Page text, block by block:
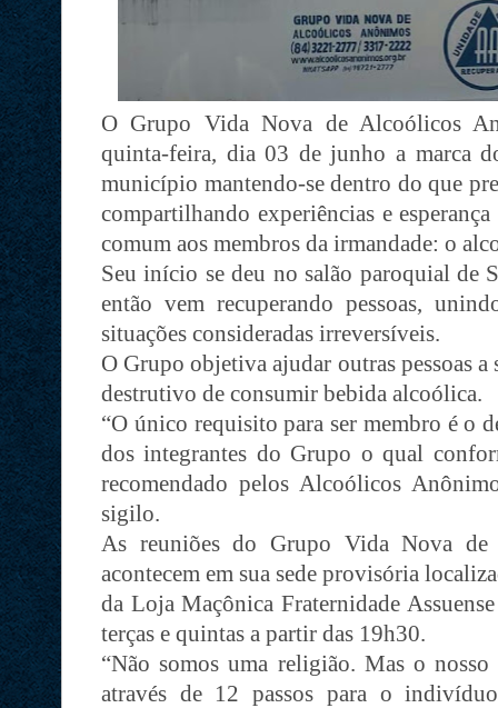
O Grupo Vida Nova de Alcoólicos
quinta-feira, dia 03 de junho a marca
município mantendo-se dentro do que
compartilhando experiências e
comum aos membros da irmandade: o
Seu início se deu no salão paroquial de
então vem recuperando pessoas,
situações consideradas irreversíveis.
O Grupo objetiva ajudar outras pessoas
destrutivo de consumir bebida alcoólica.
“O único requisito para ser membro é o
dos integrantes do Grupo o qual
recomendado pelos Alcoólicos
sigilo.
As reuniões do Grupo Vida Nova
acontecem em sua sede provisória
da Loja Maçônica Fraternidade
terças e quintas a partir das 19h30.
“Não somos uma religião. Mas o
através de 12 passos para o